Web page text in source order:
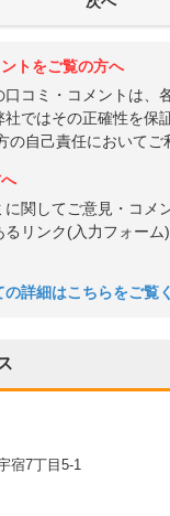
トをご覧の方へ
口コミ・コメントは、
社ではその正確性を保
の自己責任においてご
関してご意見・コメ
るリンク(入力フォー
詳細はこちらをご覧
宿7丁目5-1